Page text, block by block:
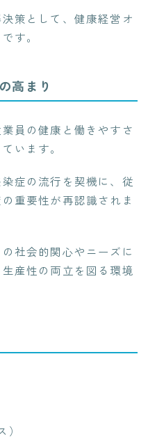
策として、健康経営オ
す。
高まり
員の健康と働きやすさ
います。
症の流行を契機に、従
重要性が再認識されま
社会的関心やニーズに
産性の両立を図る環境